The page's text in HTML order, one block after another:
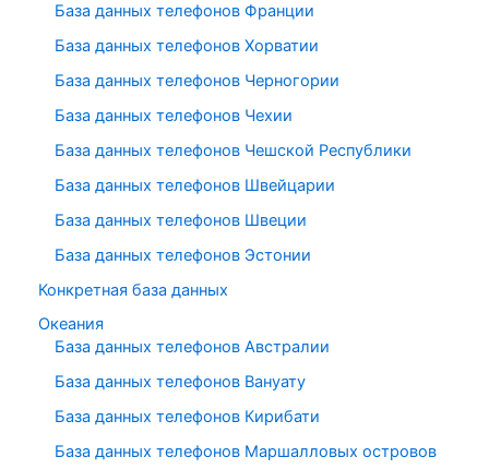
База данных телефонов Франции
База данных телефонов Хорватии
База данных телефонов Черногории
База данных телефонов Чехии
База данных телефонов Чешской Республики
База данных телефонов Швейцарии
База данных телефонов Швеции
База данных телефонов Эстонии
Конкретная база данных
Океания
База данных телефонов Австралии
База данных телефонов Вануату
База данных телефонов Кирибати
База данных телефонов Маршалловых островов